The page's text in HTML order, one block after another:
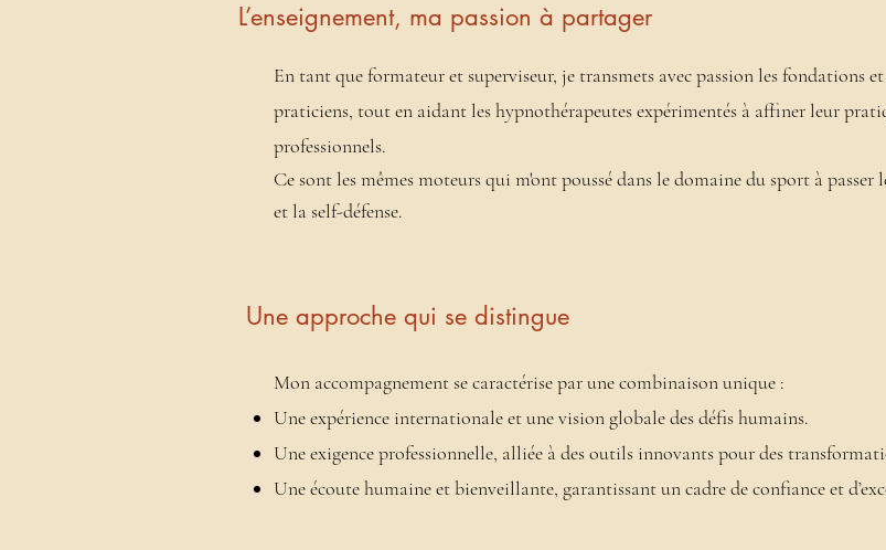
L’enseignement, ma passion à partager
En tant que formateur et superviseur, je transmets avec passion les fondations
praticiens, tout en aidant les hypnothérapeutes expérimentés à affiner leur
professionnels.
Ce sont lesmêmesmoteurs qui m'ont poussédans le domaine du sport à
et la self-défense.
Une approche qui se distingue
Mon accompagnement se caractérise par une combinaison unique :
Une expérience internationale et une vision globale des défis humains.
Une exigence professionnelle, alliée à des outils innovants pour des
Une écoute humaine et bienveillante, garantissant un cadre de confiance et